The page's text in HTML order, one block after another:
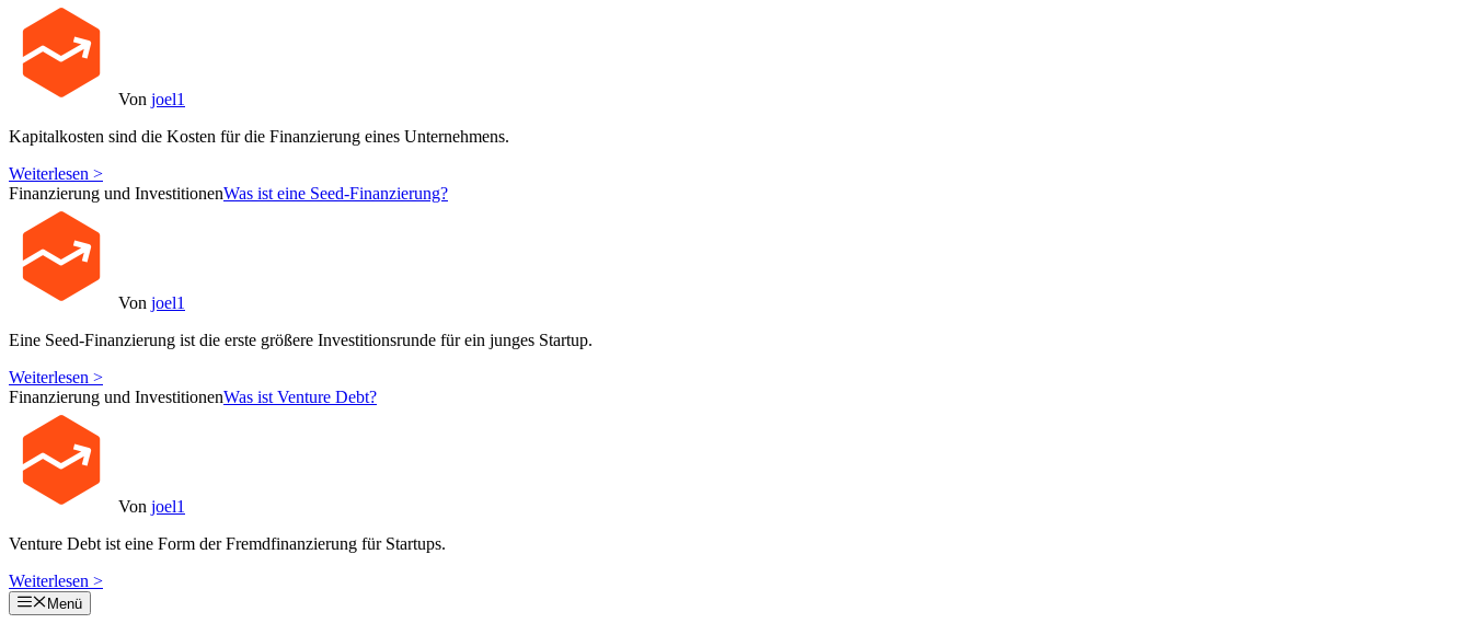
Von joel1
Kapitalkosten sind die Kosten für die Finanzierung eines Unternehmens.
Weiterlesen >
Finanzierung und InvestitionenWas ist eine Seed-Finanzierung?
Von joel1
Eine Seed-Finanzierung ist die erste größere Investitionsrunde für ein junges Startup.
Weiterlesen >
Finanzierung und InvestitionenWas ist Venture Debt?
Von joel1
Venture Debt ist eine Form der Fremdfinanzierung für Startups.
Weiterlesen >
Menü